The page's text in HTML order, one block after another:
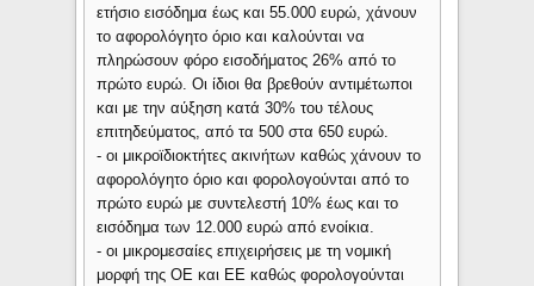
ετήσιο εισόδημα έως και 55.000 ευρώ, χάνουν
το αφορολόγητο όριο και καλούνται να
πληρώσουν φόρο εισοδήματος 26% από το
πρώτο ευρώ. Οι ίδιοι θα βρεθούν αντιμέτωποι
και με την αύξηση κατά 30% του τέλους
επιτηδεύματος, από τα 500 στα 650 ευρώ.
- οι μικροϊδιοκτήτες ακινήτων καθώς χάνουν το
αφορολόγητο όριο και φορολογούνται από το
πρώτο ευρώ με συντελεστή 10% έως και το
εισόδημα των 12.000 ευρώ από ενοίκια.
- οι μικρομεσαίες επιχειρήσεις με τη νομική
μορφή της ΟΕ και ΕΕ καθώς φορολογούνται